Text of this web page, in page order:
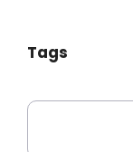
Tags